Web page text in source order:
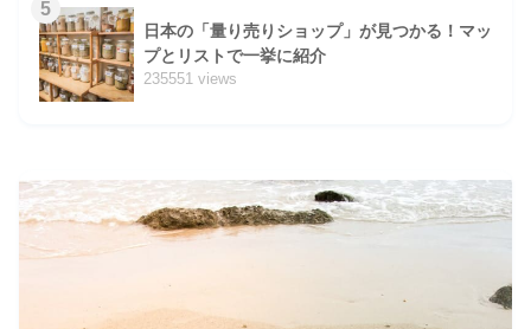
5
日本の「量り売りショップ」が見つかる！マッ
プとリストで一挙に紹介
235551 views